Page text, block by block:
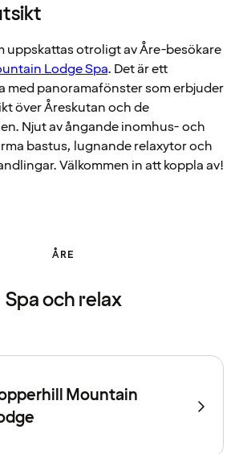
uppskattas otroligt av Åre-besökare
Lodge Spa. Det är ett
med panoramafönster som erbjuder
över Åreskutan och de
Njut av ångande inomhus- och
bastus, lugnande relaxytor och
Välkommen in att koppla av!
ÅRE
Spa och relax
Mountain